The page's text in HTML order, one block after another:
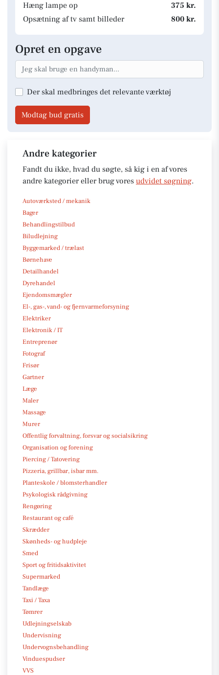
Hæng lampe op
375 kr.
Opsætning af tv samt billeder
800 kr.
Opret en opgave
Der skal medbringes det relevante værktøj
Modtag bud gratis
Andre kategorier
Fandt du ikke, hvad du søgte, så kig i en af vores
andre kategorier eller brug vores udvidet søgning.
Autoværksted / mekanik
Bager
Behandlingstilbud
Biludlejning
Byggemarked / trælast
Børnehave
Detailhandel
Dyrehandel
Ejendomsmægler
El-, gas-, vand- og fjernvarmeforsyning
Elektriker
Elektronik / IT
Entreprenør
Fotograf
Frisør
Gartner
Læge
Maler
Massage
Murer
Offentlig forvaltning, forsvar og socialsikring
Organisation og forening
Piercing / Tatovering
Pizzeria, grillbar, isbar mm.
Planteskole / blomsterhandler
Psykologisk rådgivning
Rengøring
Restaurant og café
Skrædder
Skønheds- og hudpleje
Smed
Sport og fritidsaktivitet
Supermarked
Tandlæge
Taxi / Taxa
Tømrer
Udlejningselskab
Undervisning
Undervognsbehandling
Vinduespudser
VVS